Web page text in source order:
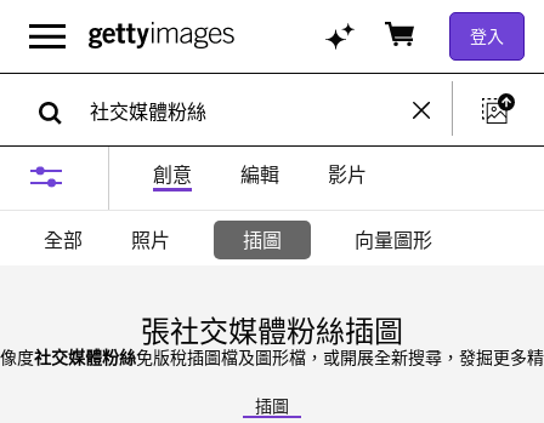
登入
創意 編輯 影片
全部 照片 插圖 向量圖形
張社交媒體粉絲插圖
度社交媒體粉絲免版稅插圖檔及圖形檔，或開展全新搜尋，發掘更多
插圖